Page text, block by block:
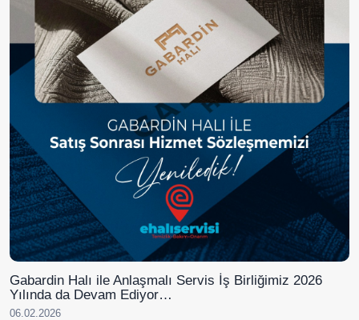
Gabardin Halı ile Anlaşmalı Servis İş Birliğimiz 2026
Yılında da Devam Ediyor…
06.02.2026